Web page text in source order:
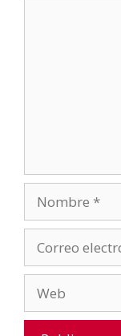
electrónico